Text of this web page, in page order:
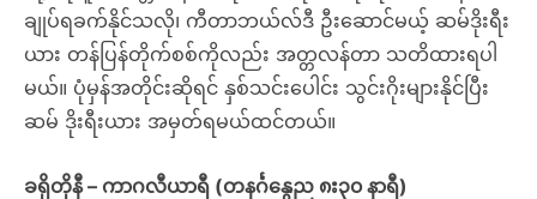
ချုပ်ရခက်နိုင်သလို၊ ကီတာဘယ်လ်ဒီ ဦးဆောင်မယ့် ဆမ်ဒိုးရီး
ယား တန်ပြန်တိုက်စစ်ကိုလည်း အတ္တလန်တာ သတိထားရပါ
မယ်။ ပုံမှန်အတိုင်းဆိုရင် နှစ်သင်းပေါင်း သွင်းဂိုးများနိုင်ပြီး
ဆမ် ဒိုးရီးယား အမှတ်ရမယ်ထင်တယ်။
ခရိုတိုနီ – ကာဂလီယာရီ (တနင်္ဂနွေည ၈း၃၀ နာရီ)